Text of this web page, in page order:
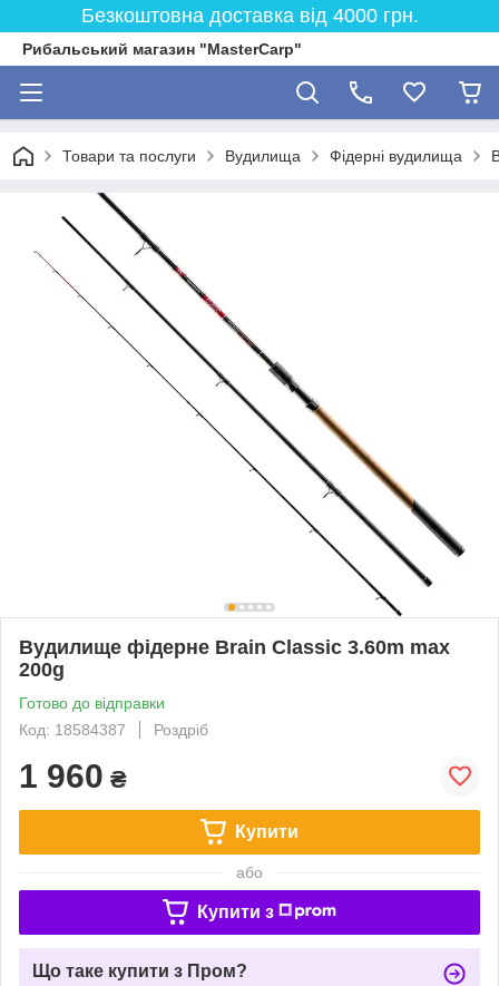
Безкоштовна доставка від 4000 грн.
Рибальський магазин "MasterCarp"
Товари та послуги Вудилища Фідерні вудилища
Вудилище фідерне Brain Classic 3.60m max
200g
Готово до відправки
Код: 18584387
Роздріб
1 960 ₴
Купити
або
Купити з
Що таке купити з Пром?